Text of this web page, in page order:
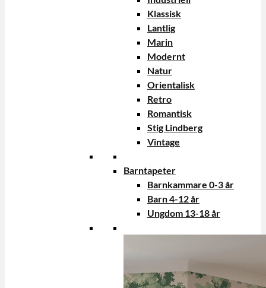
Klassisk
Lantlig
Marin
Modernt
Natur
Orientalisk
Retro
Romantisk
Stig Lindberg
Vintage
Barntapeter
Barnkammare 0-3 år
Barn 4-12 år
Ungdom 13-18 år